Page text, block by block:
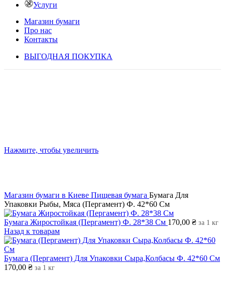
Услуги
Магазин бумаги
Про нас
Контакты
ВЫГОДНАЯ ПОКУПКА
Нажмите, чтобы увеличить
Магазин бумаги в Киеве Пищевая бумага Бумага Для
Упаковки Рыбы, Мяса (Пергамент) Ф. 42*60 См
Бумага Жиростойкая (Пергамент) Ф. 28*38 См 170,00 ₴ за 1 кг
Назад к товарам
Бумага (Пергамент) Для Упаковки Сыра,Колбасы Ф. 42*60 См
170,00 ₴ за 1 кг